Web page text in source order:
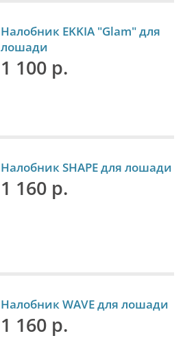
Налобник EKKIA "Glam" для
лошади
1 100 р.
Налобник SHAPE для лошади
1 160 р.
Налобник WAVE для лошади
1 160 р.